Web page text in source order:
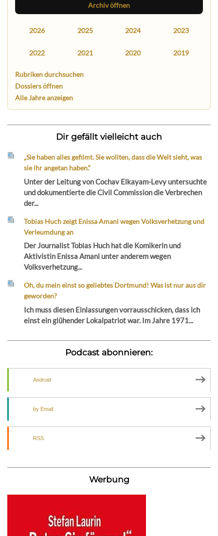
Archiv öffnen
2026 2025 2024 2023
2022 2021 2020 2019
Rubriken durchsuchen
Dossiers öffnen
Alle Jahre anzeigen
Dir gefällt vielleicht auch
„Sie haben alles gefilmt. Sie wollten, dass die Welt sieht, was
sie ihr angetan haben.“
Unter der Leitung von Cochav Elkayam-Levy untersuchte
und dokumentierte die Civil Commission die Verbrechen
der...
Tobias Huch zeigt Enissa Amani wegen Volksverhetzung und
Verleumdung an
Der Journalist Tobias Huch hat die Komikerin und
Aktivistin Enissa Amani unter anderem wegen
Volksverhetzung...
Oh, du mein einst so geliebtes Dortmund! Was ist nur aus dir
geworden?
Ich muss diesen Einlassungen vorrausschicken, dass ich
einst ein glühender Lokalpatriot war. Im Jahre 1971...
Podcast abonnieren:
Android
by Email
RSS
Werbung